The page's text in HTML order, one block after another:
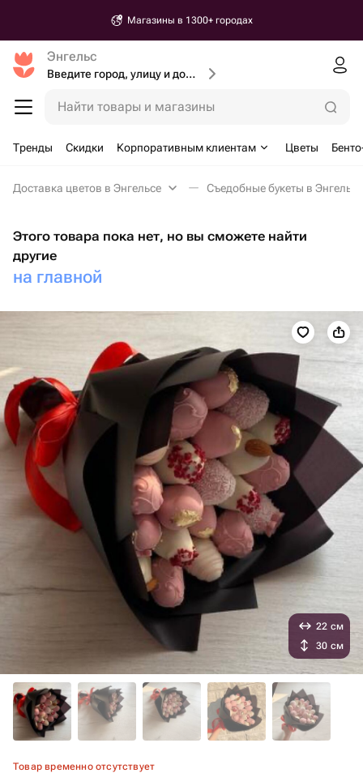
Магазины в 1300+ городах
Энгельс
Введите город, улицу и дом доставки
Найти товары и магазины
Тренды Скидки Корпоративным клиентам Цветы
Доставка цветов в Энгельсе Съедобные букеты в Энгельсе
Этого товара пока нет, но вы сможете найти
другие
на главной
Товар временно отсутствует
22 см
30 см